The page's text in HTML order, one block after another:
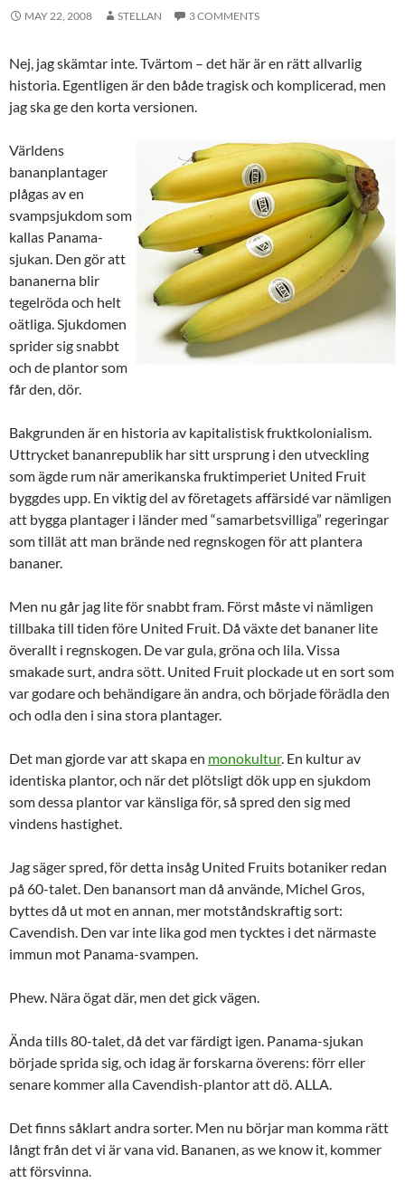
MAY 22, 2008 STELLAN 3 COMMENTS
Nej, jag skämtar inte. Tvärtom – det här är en rätt allvarlig
historia. Egentligen är den både tragisk och komplicerad, men
jag ska ge den korta versionen.
Världens
bananplantager
plågas av en
svampsjukdom som
kallas Panama-
sjukan. Den gör att
bananerna blir
tegelröda och helt
oätliga. Sjukdomen
sprider sig snabbt
och de plantor som
får den, dör.
Bakgrunden är en historia av kapitalistisk fruktkolonialism.
Uttrycket bananrepublik har sitt ursprung i den utveckling
som ägde rum när amerikanska fruktimperiet United Fruit
byggdes upp. En viktig del av företagets affärsidé var nämligen
att bygga plantager i länder med “samarbetsvilliga” regeringar
som tillät att man brände ned regnskogen för att plantera
bananer.
Men nu går jag lite för snabbt fram. Först måste vi nämligen
tillbaka till tiden före United Fruit. Då växte det bananer lite
överallt i regnskogen. De var gula, gröna och lila. Vissa
smakade surt, andra sött. United Fruit plockade ut en sort som
var godare och behändigare än andra, och började förädla den
och odla den i sina stora plantager.
Det man gjorde var att skapa en monokultur. En kultur av
identiska plantor, och när det plötsligt dök upp en sjukdom
som dessa plantor var känsliga för, så spred den sig med
vindens hastighet.
Jag säger spred, för detta insåg United Fruits botaniker redan
på 60-talet. Den banansort man då använde, Michel Gros,
byttes då ut mot en annan, mer motståndskraftig sort:
Cavendish. Den var inte lika god men tycktes i det närmaste
immun mot Panama-svampen.
Phew. Nära ögat där, men det gick vägen.
Ända tills 80-talet, då det var färdigt igen. Panama-sjukan
började sprida sig, och idag är forskarna överens: förr eller
senare kommer alla Cavendish-plantor att dö. ALLA.
Det finns såklart andra sorter. Men nu börjar man komma rätt
långt från det vi är vana vid. Bananen, as we know it, kommer
att försvinna.